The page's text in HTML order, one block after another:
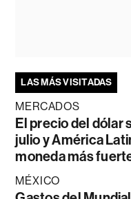
LAS MÁS VISITADAS
MERCADOS
El precio del dólar
julio y América
moneda más
MÉXICO